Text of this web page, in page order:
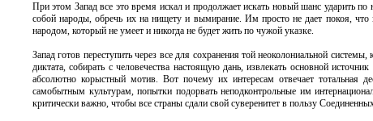
При этом Запад все это время искал и продолжает искать новый шанс ударить
собой народы, обречь их на нищету и вымирание. Им просто не дает покоя, что
народом, который не умеет и никогда не будет жить по чужой указке.
Запад готов переступить через все для сохранения той неоколониальной
диктата, собирать с человечества настоящую дань, извлекать основной
абсолютно корыстный мотив. Вот почему их интересам отвечает тотальная
самобытным культурам, попытки подорвать неподконтрольные им
критически важно, чтобы все страны сдали свой суверенитет в пользу